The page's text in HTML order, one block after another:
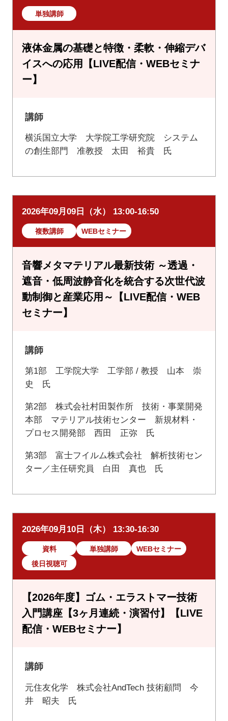
単独講師
液体金属の基礎と特徴・柔軟・伸縮デバ
イスへの応用【LIVE配信・WEBセミナ
ー】
講師
横浜国立大学 大学院工学研究院 システム
の創生部門 准教授 太田 裕貴 氏
2026年09月09日（水） 13:00-16:50
複数講師 WEBセミナー
音響メタマテリアル最新技術 ～透過・
遮音・低周波静音化を統合する次世代波
動制御と産業応用～【LIVE配信・WEB
セミナー】
講師
第1部 工学院大学 工学部 / 教授 山本 崇
史 氏
第2部 株式会社村田製作所 技術・事業開発
本部 マテリアル技術センター 新規材料・
プロセス開発部 西田 正弥 氏
第3部 富士フイルム株式会社 解析技術セン
ター／主任研究員 白田 真也 氏
2026年09月10日（木） 13:30-16:30
資料 単独講師
WEBセミナー
後日視聴可
【2026年度】ゴム・エラストマー技術
入門講座【3ヶ月連続・演習付】【LIVE
配信・WEBセミナー】
講師
元住友化学 株式会社AndTech 技術顧問 今
井 昭夫 氏